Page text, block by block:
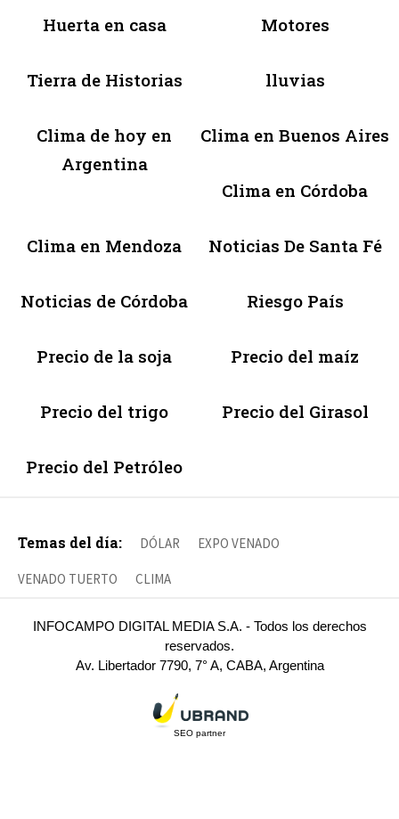
Huerta en casa Motores
Tierra de Historias lluvias
Clima de hoy en
Argentina
Clima en Buenos Aires
Clima en Córdoba
Clima en Mendoza Noticias De Santa Fé
Noticias de Córdoba Riesgo País
Precio de la soja Precio del maíz
Precio del trigo Precio del Girasol
Precio del Petróleo
Temas del día: DÓLAR EXPO VENADO
VENADO TUERTO CLIMA
INFOCAMPO DIGITAL MEDIA S.A. - Todos los derechos
reservados.
Av. Libertador 7790, 7° A, CABA, Argentina
SEO partner